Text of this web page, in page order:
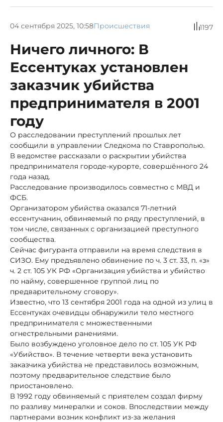
04 сентября 2025, 10:58Происшествия 1197
Ничего личного: В
Ессентуках установлен
заказчик убийства
предпринимателя в 2001
году
О расследовании преступлений прошлых лет
сообщили в управлении Следкома по Ставрополью.
В ведомстве рассказали о раскрытии убийства
предпринимателя городе-курорте, совершённого 24
года назад.
Расследование производилось совместно с МВД и
ФСБ.
Организатором убийства оказался 71-летний
ессентучанин, обвиняемый по ряду преступлений, в
том числе, связанных с организацией преступного
сообщества.
Сейчас фигуранта отправили на время следствия в
СИЗО. Ему предъявлено обвинение по ч. 3 ст. 33, п. «з»
ч. 2 ст. 105 УК РФ «Организация убийства и убийство
по найму, совершенное группой лиц по
предварительному сговору».
Известно, что 13 сентября 2001 года на одной из улиц в
Ессентуках очевидцы обнаружили тело местного
предпринимателя с множественными
огнестрельными ранениями.
Было возбуждено уголовное дело по ст. 105 УК РФ
«Убийство». В течение четверти века установить
заказчика убийства не представилось возможным,
поэтому предварительное следствие было
приостановлено.
В 1992 году обвиняемый с приятелем создал фирму
по разливу минералки и соков. Впоследствии между
партнерами возник конфликт из-за желания